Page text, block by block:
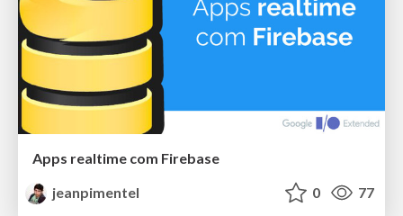
Apps realtime com Firebase
jeanpimentel
0 77